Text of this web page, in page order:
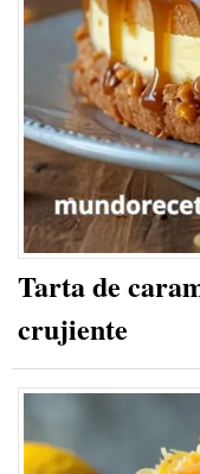
Tarta de
crujiente